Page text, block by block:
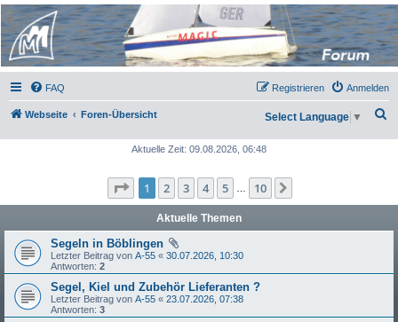
Micro Magic Forum
Deutschland
FAQ Anmelden
Registrieren
Webseite Foren-Übersicht Select Language ▼
Aktuelle Zeit: 09.08.2026, 06:48
Seite 1von 10
1 2 3 4 5 10
Aktuelle Themen
Segeln in Böblingen
Letzter Beitrag von A-55 « 30.07.2026, 10:30
Antworten: 2
Segel, Kiel und Zubehör Lieferanten ?
Letzter Beitrag von A-55 « 23.07.2026, 07:38
Antworten: 3